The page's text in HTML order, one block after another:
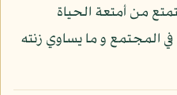
من أمتعة الحياة
المجتمع و ما يساوي زنته